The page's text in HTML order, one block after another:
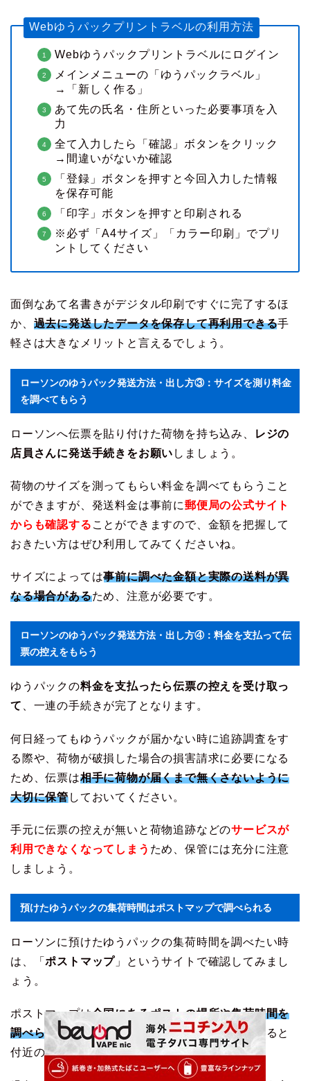
Webゆうパックプリントラベルの利用方法
Webゆうパックプリントラベルにログイン
メインメニューの「ゆうパックラベル」
→「新しく作る」
あて先の氏名・住所といった必要事項を入
力
全て入力したら「確認」ボタンをクリック
→間違いがないか確認
「登録」ボタンを押すと今回入力した情報
を保存可能
「印字」ボタンを押すと印刷される
※必ず「A4サイズ」「カラー印刷」でプリ
ントしてください
面倒なあて名書きがデジタル印刷ですぐに完了するほ
か、 過去に発送したデータを保存して再利用できる手
軽さは大きなメリットと言えるでしょう。
ローソンのゆうパック発送方法・出し方③：サイズを測り料金
を調べてもらう
ローソンへ伝票を貼り付けた荷物を持ち込み、
レジの
店員さんに発送手続きをお願い しましょう。
荷物のサイズを測ってもらい料金を調べてもらうこと
ができますが、発送料金は事前に郵便局の公式サイト
からも確認する ことができますので、金額を把握して
おきたい方はぜひ利用してみてくださいね。
サイズによっては事前に調べた金額と実際の送料が異
なる場合があるため、注意が必要です。
ローソンのゆうパック発送方法・出し方④：料金を支払って伝
票の控えをもらう
ゆうパックの料金を支払ったら伝票の控えを受け取っ
て
、一連の手続きが完了となります。
何日経ってもゆうパックが届かない時に追跡調査をす
る際や、荷物が破損した場合の損害請求に必要になる
ため、伝票は相手に荷物が届くまで無くさないように
大切に保管しておいてください。
手元に伝票の控えが無いと荷物追跡などのサービスが
利用できなくなってしまう ため、保管には充分に注意
しましょう。
預けたゆうパックの集荷時間はポストマップで調べられる
ローソンに預けたゆうパックの集荷時間を調べたい時
は、「ポストマップ 」というサイトで確認してみまし
ょう。
ポストマップは全国にあるポストの場所や集荷時間を
調べられるサービスで、住所や郵便番号で検索すると
付近のポストが地図上に表示されます。